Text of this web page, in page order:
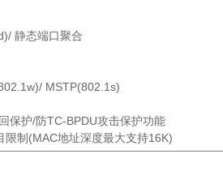
静态端口聚合
MSTP(802.1s)
保护/防TC-BPDU攻击保护功能
限制(MAC地址深度最大支持16K)